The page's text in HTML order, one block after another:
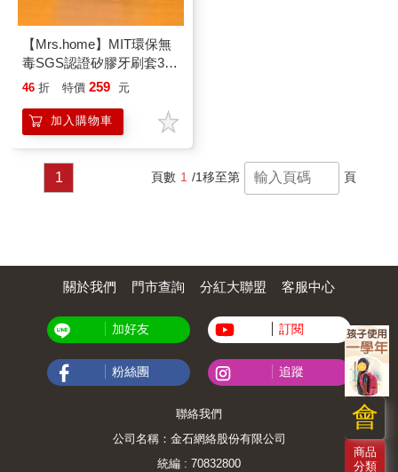
【Mrs.home】MIT環保無
毒SGS認證矽膠牙刷套3入
／組
46 折 特價 259 元
加入購物車
1 頁數 1 /1移至第 頁
商品
分類
會
關於我們 門市查詢 分紅大聯盟 客服中心
加好友 訂閱
粉絲團 追蹤
聯絡我們
公司名稱：金石網絡股份有限公司
統編 : 70832800